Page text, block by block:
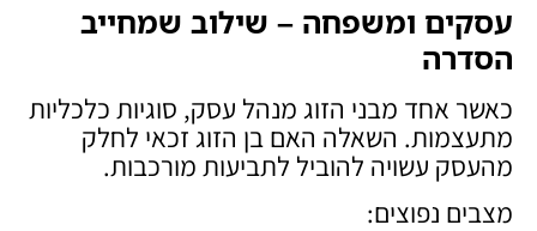
עסקים ומשפחה – שילוב שמחייב
הסדרה
כאשר אחד מבני הזוג מנהל עסק, סוגיות כלכליות
מתעצמות. השאלה האם בן הזוג זכאי לחלק
מהעסק עשויה להוביל לתביעות מורכבות.
מצבים נפוצים: